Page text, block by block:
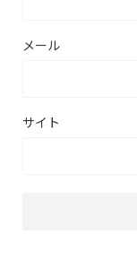
メール
サイト